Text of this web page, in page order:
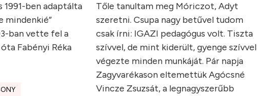
Tőle tanultam meg Móriczot, Adyt
szeretni. Csupa nagy betűvel tudom
csak írni: IGAZI pedagógus volt. Tiszta
szívvel, de mint kiderült, gyenge szívvel
végezte minden munkáját. Pár napja
Zagyvarékason eltemettük Agócsné
Vincze Zsuzsát, a legnagyszerűbb
1991-ben adaptálta
mindenkié”
ban vette fel a
Fabényi Réka